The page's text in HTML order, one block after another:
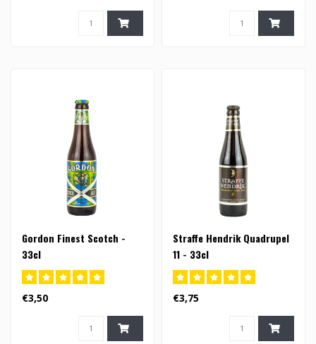
Gordon Finest Scotch -
33cl
€3,50
Straffe Hendrik Quadrupel
11 - 33cl
€3,75